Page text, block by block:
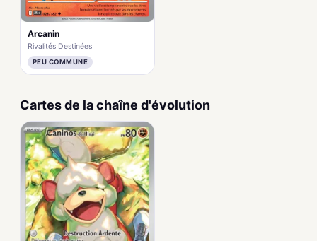
Arcanin
Rivalités Destinées
PEU COMMUNE
Cartes de la chaîne d'évolution